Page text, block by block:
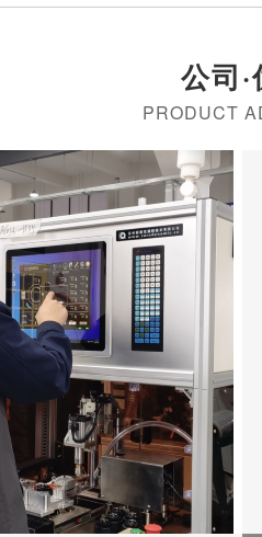
公司
PRODUCT